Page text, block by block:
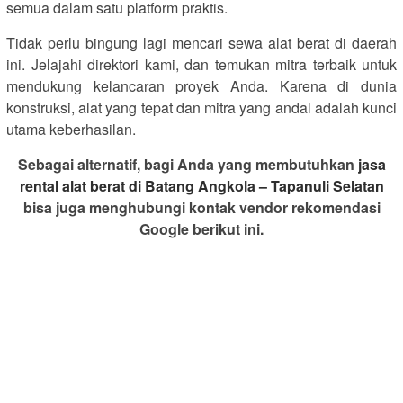
semua dalam satu platform praktis.
Tidak perlu bingung lagi mencari sewa alat berat di daerah
ini. Jelajahi direktori kami, dan temukan mitra terbaik untuk
mendukung kelancaran proyek Anda. Karena di dunia
konstruksi, alat yang tepat dan mitra yang andal adalah kunci
utama keberhasilan.
Sebagai alternatif, bagi Anda yang membutuhkan jasa
rental alat berat di Batang Angkola – Tapanuli Selatan
bisa juga menghubungi kontak vendor rekomendasi
Google berikut ini.